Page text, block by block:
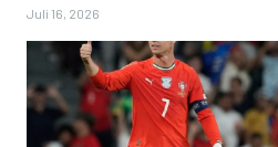
Juli 16, 2026